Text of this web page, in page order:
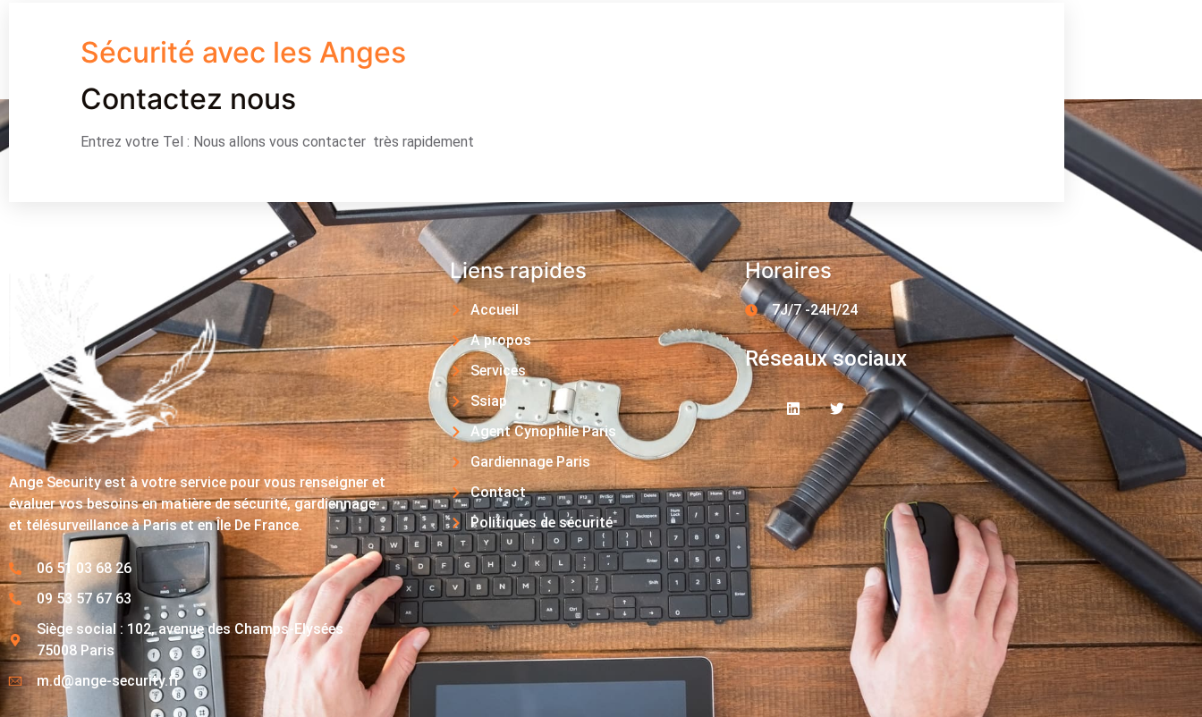
Sécurité avec les Anges
Contactez nous
Entrez votre Tel : Nous allons vous contacter très rapidement
Ange Security est à votre service pour vous renseigner et
évaluer vos besoins en matière de sécurité, gardiennage
et télésurveillance à Paris et en Île De France.
06 51 03 68 26
09 53 57 67 63
Siège social : 102, avenue des Champs-Elysées
75008 Paris
m.d@ange-security.fr
Liens rapides
Accueil
A propos
Services
Ssiap
Agent Cynophile Paris
Gardiennage Paris
Contact
Politiques de sécurité
Horaires
7J/7 -24H/24
Réseaux sociaux